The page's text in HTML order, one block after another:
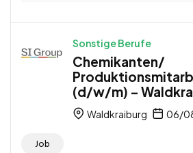
Sonstige Berufe
Chemikanten/
(d/w/m) –
Waldkraiburg 06/
Job